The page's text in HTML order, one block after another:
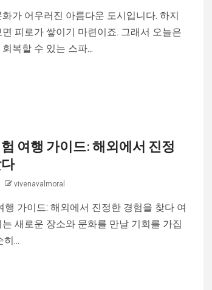
가 어우러진 아름다운 도시입니다. 하지
피로가 쌓이기 마련이죠. 그래서 오늘은
복할 수 있는 스파...
여행 가이드: 해외에서 진정
vivenavalmoral
행 가이드: 해외에서 진정한 경험을 찾다 여
새로운 장소와 문화를 만날 기회를 가집
...